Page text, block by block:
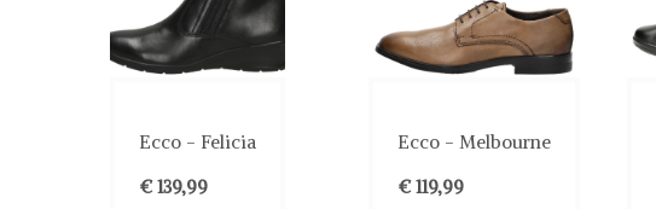
Ecco - Felicia
€ 139,99
Ecco - Melbourne
€ 119,99